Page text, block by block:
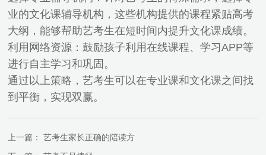
业的文化课辅导机构，这些机构提供的课程紧贴高考
大纲，能够帮助艺考生在短时间内提升文化课成绩。
利用网络资源：鼓励孩子利用在线课程、学习APP等
进行自主学习和巩固。
通过以上策略，艺考生可以在专业课和文化课之间找
到平衡，实现双赢。
上一篇：
艺考生家长正确的陪读方